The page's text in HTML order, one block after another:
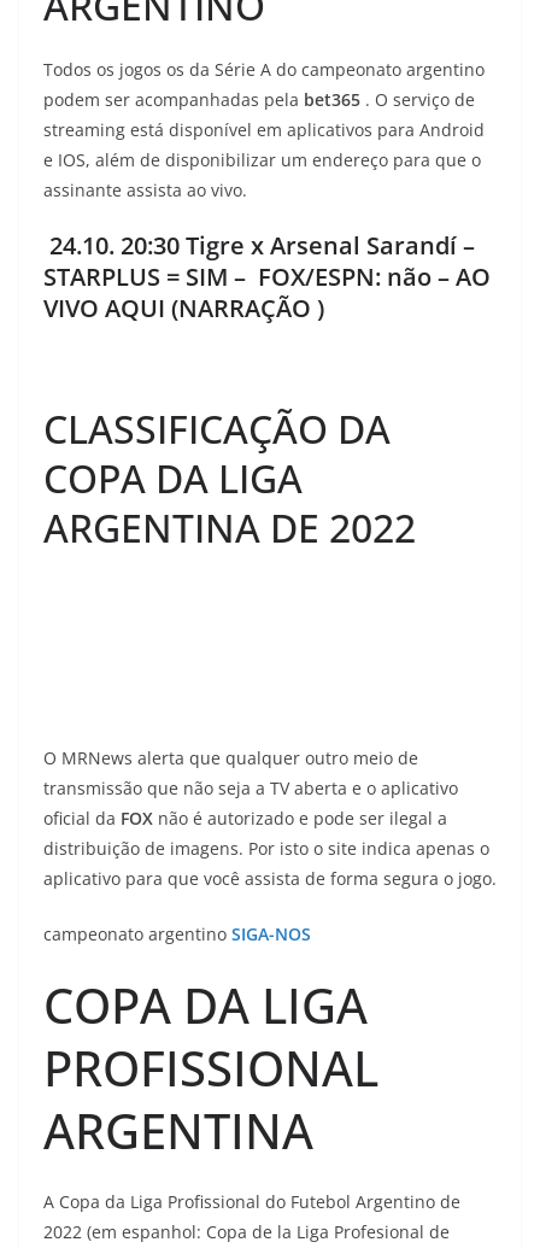
Todos os jogos os da Série A do campeonato argentino
podem ser acompanhadas pela bet365 . O serviço de
streaming está disponível em aplicativos para Android
e IOS, além de disponibilizar um endereço para que o
assinante assista ao vivo.
24.10. 20:30 Tigre x Arsenal Sarandí –
STARPLUS = SIM – FOX/ESPN: não – AO
VIVO AQUI (NARRAÇÃO )
CLASSIFICAÇÃO DA
COPA DA LIGA
ARGENTINA DE 2022
O MRNews alerta que qualquer outro meio de
transmissão que não seja a TV aberta e o aplicativo
oficial da FOX não é autorizado e pode ser ilegal a
distribuição de imagens. Por isto o site indica apenas o
aplicativo para que você assista de forma segura o jogo.
campeonato argentino SIGA-NOS
COPA DA LIGA
PROFISSIONAL
ARGENTINA
A Copa da Liga Profissional do Futebol Argentino de
2022 (em espanhol: Copa de la Liga Profesional de